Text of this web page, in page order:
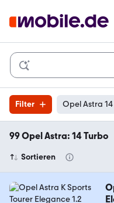
Filter Opel Astra
99 Opel Astra: 14 Turbo
Sortieren